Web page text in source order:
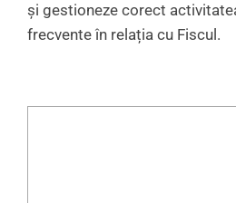
și gestioneze corect
frecvente în relația cu Fiscul.